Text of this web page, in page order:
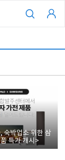
숙박업소 위한 삼
특가 개시>